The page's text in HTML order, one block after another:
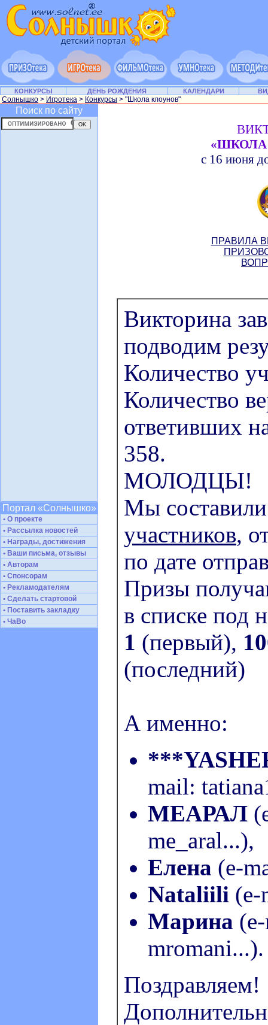
КОНКУРСЫ ДЕНЬ РОЖДЕНИЯ КАЛЕНДАРИ
Солнышко > Игротека > Конкурсы > "Школа клоунов"
Поиск по сайту
Портал «Солнышко»
• О проекте
• Рассылка новостей
• Награды, достижения
• Ваши письма, отзывы
• Авторам
• Спонсорам
• Рекламодателям
• Сделать стартовой
• Поставить закладку
• ЧаВо
с 16 июня
ПРАВИЛА
Викторина
подводим
Количество
Количество
ответивших
358.
МОЛОДЦЫ!
Мы
участников,
по дате
Призы
в списке под
1 (первый),
(последний)
А именно:
mail:
МЕАРАЛ
me_aral...),
Елена (e-
Nataliili (e-
Марина
mromani...).
Поздравляем!